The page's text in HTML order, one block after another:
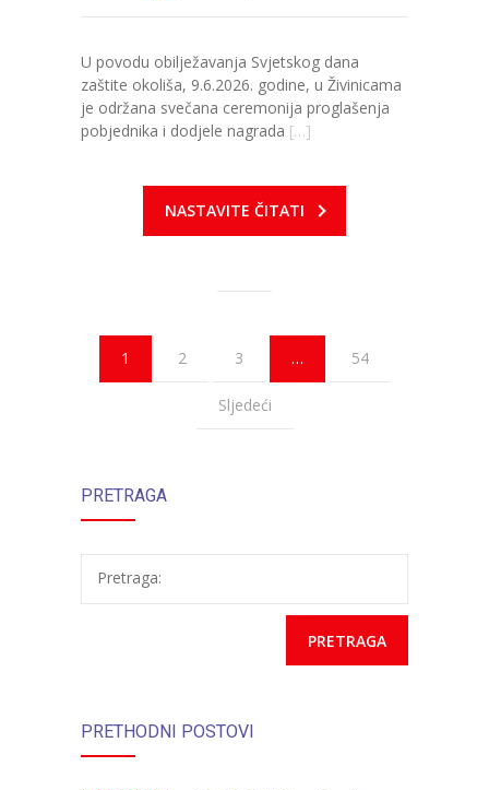
U povodu obilježavanja Svjetskog dana
zaštite okoliša, 9.6.2026. godine, u Živinicama
je održana svečana ceremonija proglašenja
pobjednika i dodjele nagrada […]
NASTAVITE ČITATI
1 2 3 … 54
Sljedeći
PRETRAGA
Pretraga:
PRETHODNI POSTOVI